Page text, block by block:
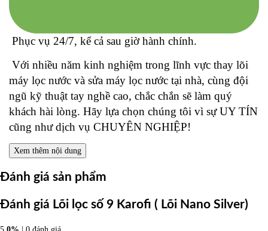
Phục vụ 24/7, kể cả sau giờ hành chính.
Với nhiều năm kinh nghiệm trong lĩnh vực thay lõi
máy lọc nước và sửa máy lọc nước tại nhà, cùng đội
ngũ kỹ thuật tay nghề cao, chắc chắn sẽ làm quý
khách hài lòng. Hãy lựa chọn chúng tôi vì sự UY TÍN
cũng như dịch vụ CHUYÊN NGHIỆP!
Xem thêm nội dung
Đánh giá sản phẩm
Đánh giá Lõi lọc số 9 Karofi ( Lõi Nano Silver)